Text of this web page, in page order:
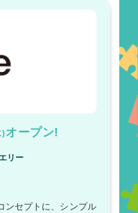
)オープン!
リー
ンセプトに、シンプル